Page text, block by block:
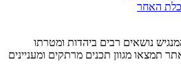
האחר
נושאים רבים ביהדות ומטרתו
תמצאו מגוון תכנים מרתקים ומעניינים